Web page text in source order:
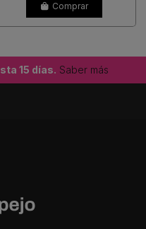
Comprar
15 días. Saber más